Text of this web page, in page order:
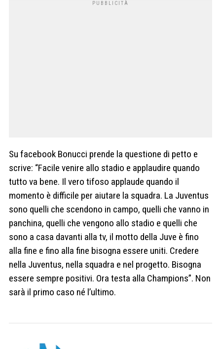
Su facebook Bonucci prende la questione di petto e
scrive: “Facile venire allo stadio e applaudire quando
tutto va bene. Il vero tifoso applaude quando il
momento è difficile per aiutare la squadra. La Juventus
sono quelli che scendono in campo, quelli che vanno in
panchina, quelli che vengono allo stadio e quelli che
sono a casa davanti alla tv, il motto della Juve è fino
alla fine e fino alla fine bisogna essere uniti. Credere
nella Juventus, nella squadra e nel progetto. Bisogna
essere sempre positivi. Ora testa alla Champions”. Non
sarà il primo caso né l’ultimo.